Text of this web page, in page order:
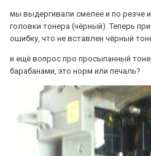
мы выдергивали смелее и по резче
головки тонера (чёрный). Теперь
ошибку, что не вставлен чёрный
и ещё вопрос про просыпанный
барабанами, это норм или печаль?